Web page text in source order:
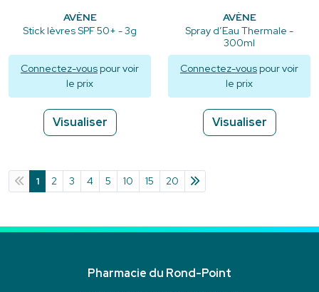
AVÈNE
Stick lèvres SPF 50+ - 3g
Connectez-vous pour voir
le prix
Visualiser
AVÈNE
Spray d’Eau Thermale -
300ml
Connectez-vous pour voir
le prix
Visualiser
1 2 3 4 5 10 15 20
Pharmacie du Rond-Point